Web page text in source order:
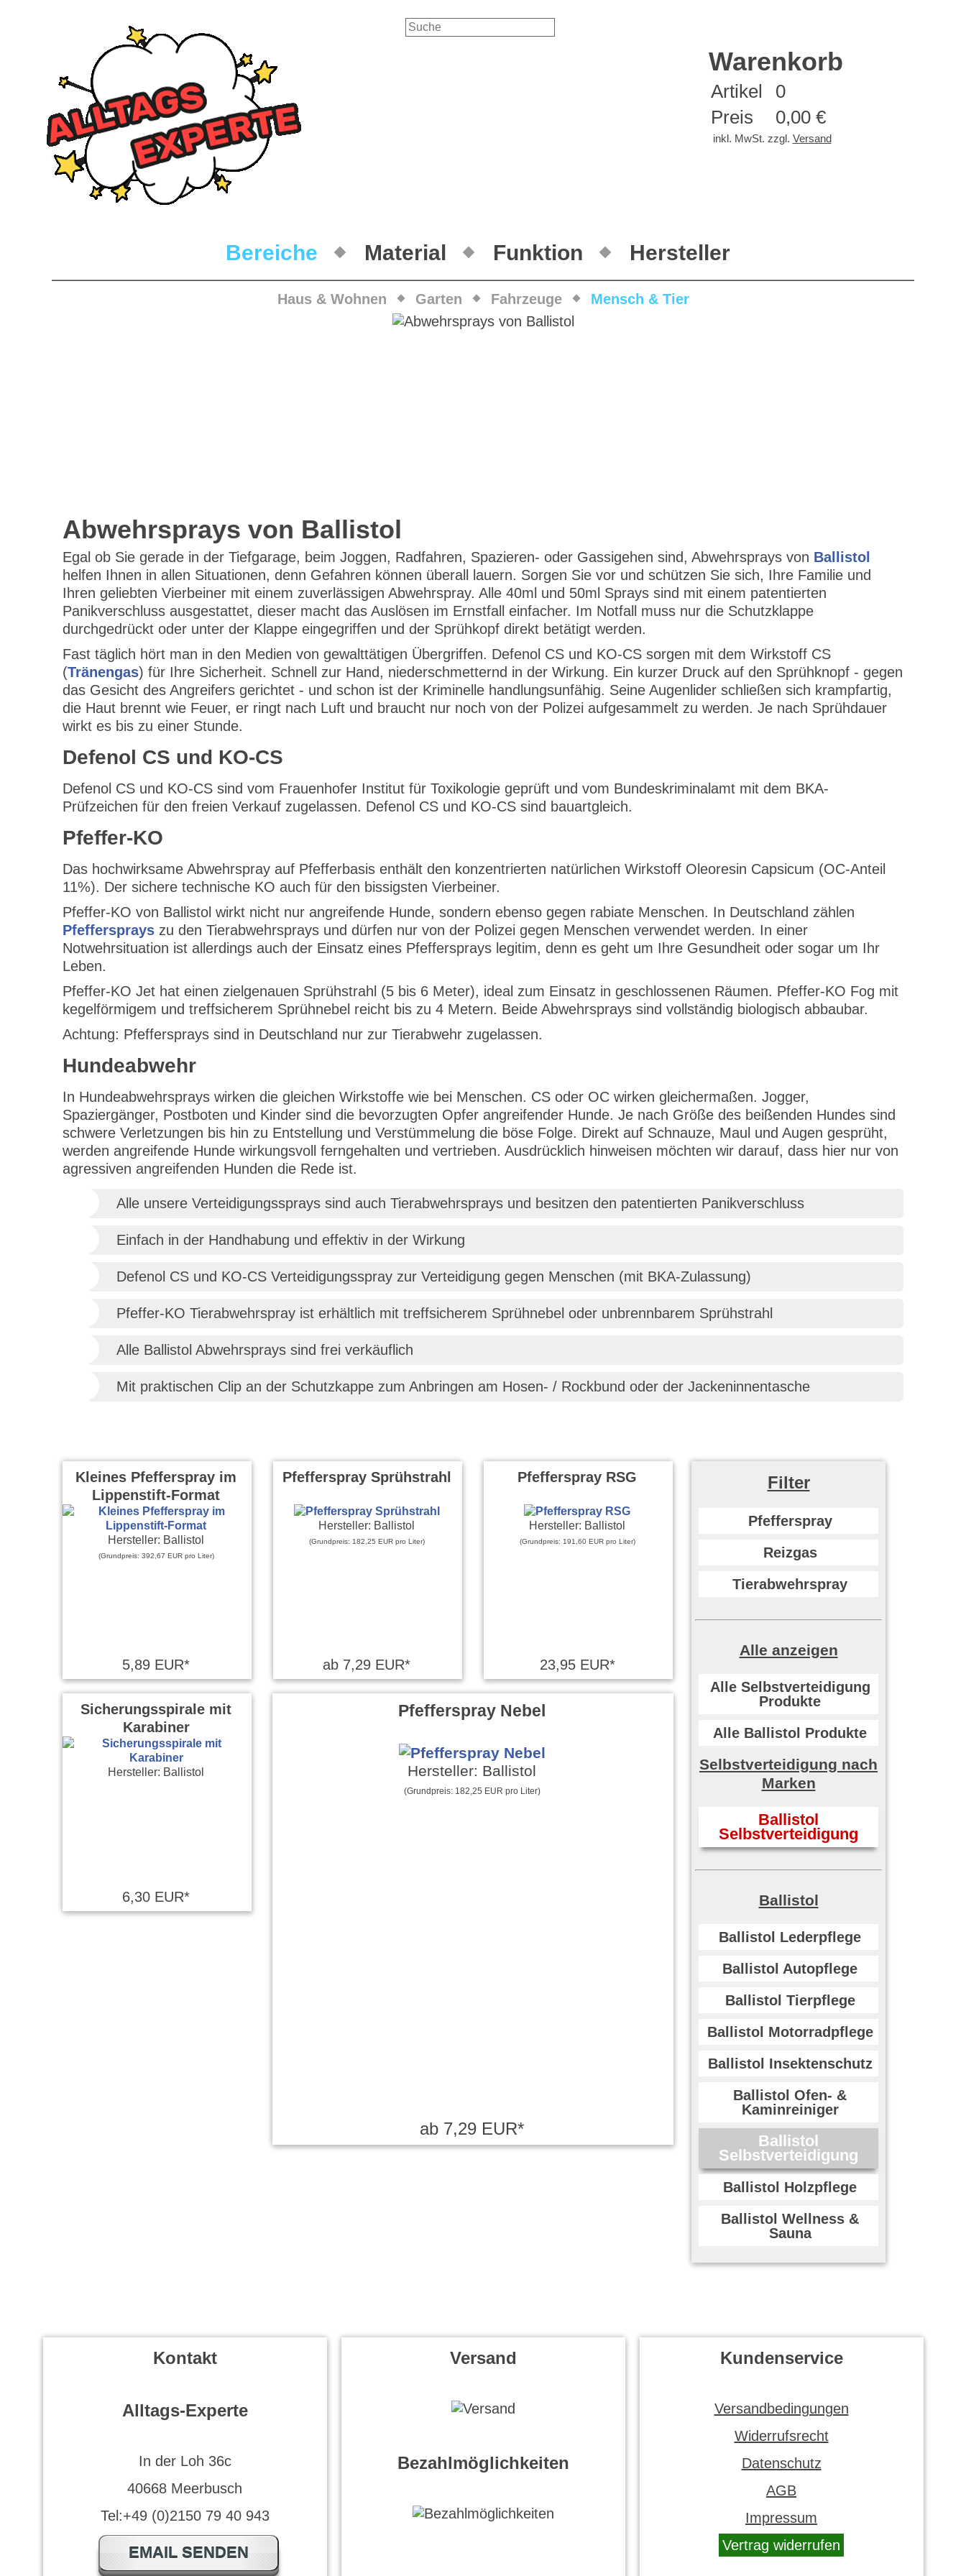
Warenkorb
Artikel
0
Preis
0,00 €
inkl. MwSt. zzgl. Versand
Bereiche Material Funktion Hersteller
Haus & Wohnen Garten Fahrzeuge Mensch & Tier
Abwehrsprays von Ballistol
Egal ob Sie gerade in der Tiefgarage, beim Joggen, Radfahren, Spazieren- oder Gassigehen sind, Abwehrsprays von Ballistol
helfen Ihnen in allen Situationen, denn Gefahren können überall lauern. Sorgen Sie vor und schützen Sie sich, Ihre Familie und
Ihren geliebten Vierbeiner mit einem zuverlässigen Abwehrspray. Alle 40ml und 50ml Sprays sind mit einem patentierten
Panikverschluss ausgestattet, dieser macht das Auslösen im Ernstfall einfacher. Im Notfall muss nur die Schutzklappe
durchgedrückt oder unter der Klappe eingegriffen und der Sprühkopf direkt betätigt werden.
Fast täglich hört man in den Medien von gewalttätigen Übergriffen. Defenol CS und KO-CS sorgen mit dem Wirkstoff CS
(Tränengas) für Ihre Sicherheit. Schnell zur Hand, niederschmetternd in der Wirkung. Ein kurzer Druck auf den Sprühknopf - gegen
das Gesicht des Angreifers gerichtet - und schon ist der Kriminelle handlungsunfähig. Seine Augenlider schließen sich krampfartig,
die Haut brennt wie Feuer, er ringt nach Luft und braucht nur noch von der Polizei aufgesammelt zu werden. Je nach Sprühdauer
wirkt es bis zu einer Stunde.
Defenol CS und KO-CS
Defenol CS und KO-CS sind vom Frauenhofer Institut für Toxikologie geprüft und vom Bundeskriminalamt mit dem BKA-
Prüfzeichen für den freien Verkauf zugelassen. Defenol CS und KO-CS sind bauartgleich.
Pfeffer-KO
Das hochwirksame Abwehrspray auf Pfefferbasis enthält den konzentrierten natürlichen Wirkstoff Oleoresin Capsicum (OC-Anteil
11%). Der sichere technische KO auch für den bissigsten Vierbeiner.
Pfeffer-KO von Ballistol wirkt nicht nur angreifende Hunde, sondern ebenso gegen rabiate Menschen. In Deutschland zählen
Pfeffersprays zu den Tierabwehrsprays und dürfen nur von der Polizei gegen Menschen verwendet werden. In einer
Notwehrsituation ist allerdings auch der Einsatz eines Pfeffersprays legitim, denn es geht um Ihre Gesundheit oder sogar um Ihr
Leben.
Pfeffer-KO Jet hat einen zielgenauen Sprühstrahl (5 bis 6 Meter), ideal zum Einsatz in geschlossenen Räumen. Pfeffer-KO Fog mit
kegelförmigem und treffsicherem Sprühnebel reicht bis zu 4 Metern. Beide Abwehrsprays sind vollständig biologisch abbaubar.
Achtung: Pfeffersprays sind in Deutschland nur zur Tierabwehr zugelassen.
Hundeabwehr
In Hundeabwehrsprays wirken die gleichen Wirkstoffe wie bei Menschen. CS oder OC wirken gleichermaßen. Jogger,
Spaziergänger, Postboten und Kinder sind die bevorzugten Opfer angreifender Hunde. Je nach Größe des beißenden Hundes sind
schwere Verletzungen bis hin zu Entstellung und Verstümmelung die böse Folge. Direkt auf Schnauze, Maul und Augen gesprüht,
werden angreifende Hunde wirkungsvoll ferngehalten und vertrieben. Ausdrücklich hinweisen möchten wir darauf, dass hier nur von
agressiven angreifenden Hunden die Rede ist.
Alle unsere Verteidigungssprays sind auch Tierabwehrsprays und besitzen den patentierten Panikverschluss
Einfach in der Handhabung und effektiv in der Wirkung
Defenol CS und KO-CS Verteidigungsspray zur Verteidigung gegen Menschen (mit BKA-Zulassung)
Pfeffer-KO Tierabwehrspray ist erhältlich mit treffsicherem Sprühnebel oder unbrennbarem Sprühstrahl
Alle Ballistol Abwehrsprays sind frei verkäuflich
Mit praktischen Clip an der Schutzkappe zum Anbringen am Hosen- / Rockbund oder der Jackeninnentasche
Filter
Pfefferspray
Reizgas
Tierabwehrspray
Alle anzeigen
Alle Selbstverteidigung
Produkte
Alle Ballistol Produkte
Selbstverteidigung nach
Marken
Ballistol
Selbstverteidigung
Ballistol
Ballistol Lederpflege
Ballistol Autopflege
Ballistol Tierpflege
Ballistol Motorradpflege
Ballistol Insektenschutz
Ballistol Ofen- &
Kaminreiniger
Ballistol
Selbstverteidigung
Ballistol Holzpflege
Ballistol Wellness &
Sauna
Kleines Pfefferspray im
Lippenstift-Format
Hersteller: Ballistol
(Grundpreis: 392,67 EUR pro Liter)
5,89 EUR*
Pfefferspray Sprühstrahl
Hersteller: Ballistol
(Grundpreis: 182,25 EUR pro Liter)
ab 7,29 EUR*
Pfefferspray RSG
Hersteller: Ballistol
(Grundpreis: 191,60 EUR pro Liter)
23,95 EUR*
Sicherungsspirale mit
Karabiner
Hersteller: Ballistol
6,30 EUR*
Pfefferspray Nebel
Hersteller: Ballistol
(Grundpreis: 182,25 EUR pro Liter)
ab 7,29 EUR*
Kontakt
Alltags-Experte
In der Loh 36c
40668 Meerbusch
Tel:+49 (0)2150 79 40 943
EMAIL SENDEN
Versand
Bezahlmöglichkeiten
Kundenservice
Versandbedingungen
Widerrufsrecht
Datenschutz
AGB
Impressum
Vertrag widerrufen